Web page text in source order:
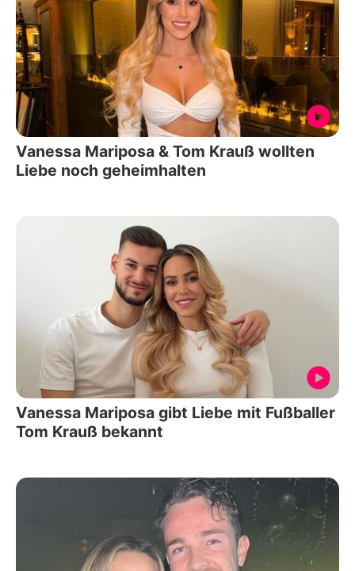
Vanessa Mariposa & Tom Krauß wollten
Liebe noch geheimhalten
Vanessa Mariposa gibt Liebe mit Fußballer
Tom Krauß bekannt